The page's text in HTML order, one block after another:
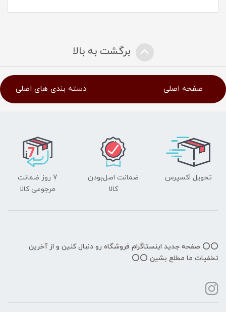
برگشت به بالا
صفحه اصلی دسته بندی های اصلی
تحویل اکسپرس
ضمانت اصل‌بودن
کالا
7 روز ضمانت
مرجوعی کالا
⭕️⭕️ صفحه جدید اینستاگرام فروشگاه رو دنبال کنین و از آخرین
تخفیات ما مطلع بشین ⭕️⭕️